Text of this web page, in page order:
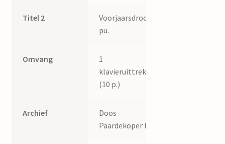
Titel 2
Voorjaarsdroom,
pu.
Omvang
1
klavieruittreksel
(10 p.)
Archief
Doos
Paardekoper II.